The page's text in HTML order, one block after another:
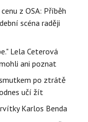
z OSA: Příběh
scéna raději
Lela Ceterová
ani poznat
po ztrátě
učí žít
Karlos Benda